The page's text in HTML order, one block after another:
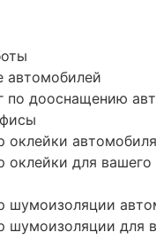
автомобилей
по дооснащению
оклейки автомобиля
оклейки для
шумоизоляции
шумоизоляции для